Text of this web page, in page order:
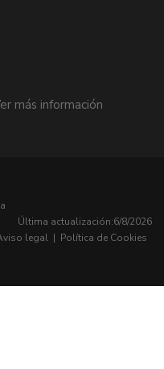
Última actualización:6/8/2026
legal | Política de Cookies